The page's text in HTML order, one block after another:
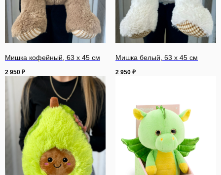
Мишка кофейный, 63 х 45 см
2 950 ₽
Мишка белый, 63 х 45 см
2 950 ₽